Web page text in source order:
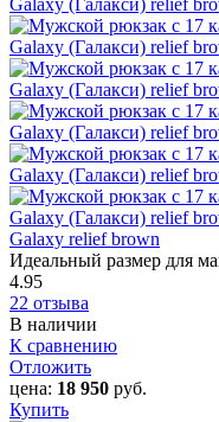
Galaxy relief brown
Идеальный размер для
4.95
22 отзыва
В наличии
К сравнению
Отложить
цена: 18 950 руб.
Купить